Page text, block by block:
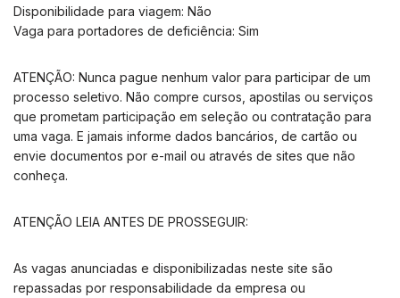
Disponibilidade para viagem: Não
Vaga para portadores de deficiência: Sim
ATENÇÃO: Nunca pague nenhum valor para participar de um
processo seletivo. Não compre cursos, apostilas ou serviços
que prometam participação em seleção ou contratação para
uma vaga. E jamais informe dados bancários, de cartão ou
envie documentos por e-mail ou através de sites que não
conheça.
ATENÇÃO LEIA ANTES DE PROSSEGUIR:
As vagas anunciadas e disponibilizadas neste site são
repassadas por responsabilidade da empresa ou